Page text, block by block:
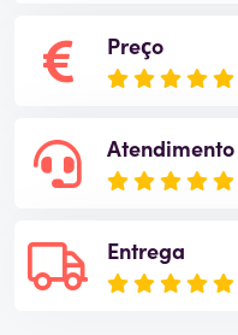
Preço
Atendimento
Entrega